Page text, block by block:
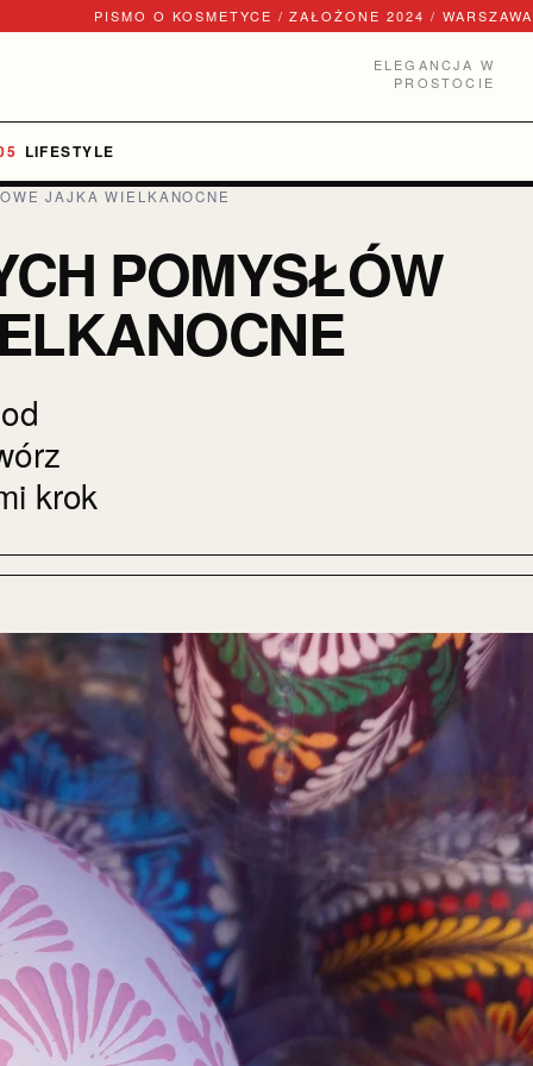
PISMO O KOSMETYCE / ZAŁOŻONE 2024 / WARSZAWA
ELEGANCJA W
PROSTOCIE
LIFESTYLE
JAJKA WIELKANOCNE
POMYSŁÓW
krok